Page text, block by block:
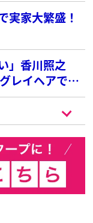
実家大繁盛！
」香川照之
レイヘアで驚